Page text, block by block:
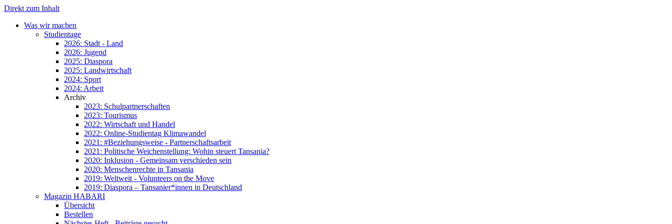
Direkt zum Inhalt
Was wir machen
Studientage
2026: Stadt - Land
2026: Jugend
2025: Diaspora
2025: Landwirtschaft
2024: Sport
2024: Arbeit
Archiv
2023: Schulpartnerschaften
2023: Tourismus
2022: Wirtschaft und Handel
2022: Online-Studientag Klimawandel
2021: #Beziehungsweise - Partnerschaftsarbeit
2021: Politische Weichenstellung: Wohin steuert Tansania?
2020: Inklusion - Gemeinsam verschieden sein
2020: Menschenrechte in Tansania
2019: Weltweit - Volunteers on the Move
2019: Diaspora – Tansanier*innen in Deutschland
Magazin HABARI
Übersicht
Bestellen